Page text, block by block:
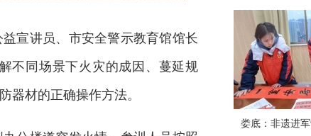
宣讲员、市安全警示教育馆馆长
不同场景下火灾的成因、蔓延规
材的正确操作方法。
娄底：非遗进